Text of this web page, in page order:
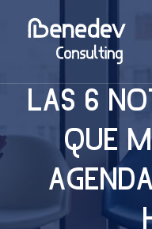
LAS 6
QUE